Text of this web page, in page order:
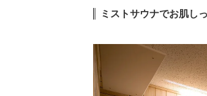
ミストサウナでお肌し